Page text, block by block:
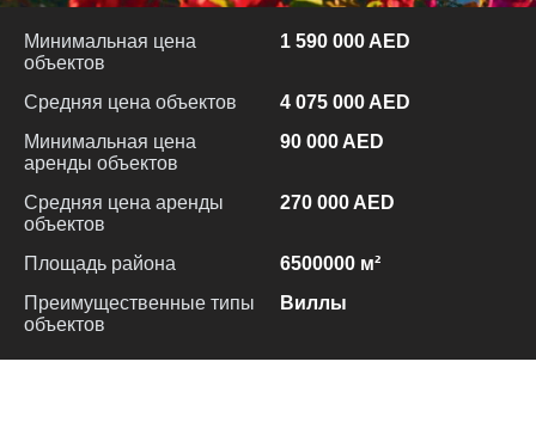
Минимальная цена
объектов
1 590 000 AED
Средняя цена объектов
4 075 000 AED
Минимальная цена
аренды объектов
90 000 AED
Средняя цена аренды
объектов
270 000 AED
Площадь района
6500000 м²
Преимущественные типы
объектов
Виллы